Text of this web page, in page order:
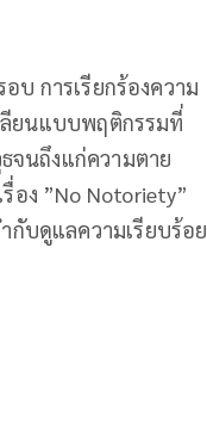
บ การเรียกร้องความ
ลียนแบบพฤติกรรมที่
จนถึงแก่ความตาย
อง ”No Notoriety”
กับดูแลความเรียบร้อย